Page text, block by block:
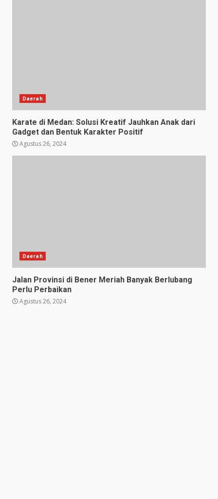
Daerah
Karate di Medan: Solusi Kreatif Jauhkan Anak dari
Gadget dan Bentuk Karakter Positif
Agustus 26, 2024
Daerah
Jalan Provinsi di Bener Meriah Banyak Berlubang
Perlu Perbaikan
Agustus 26, 2024